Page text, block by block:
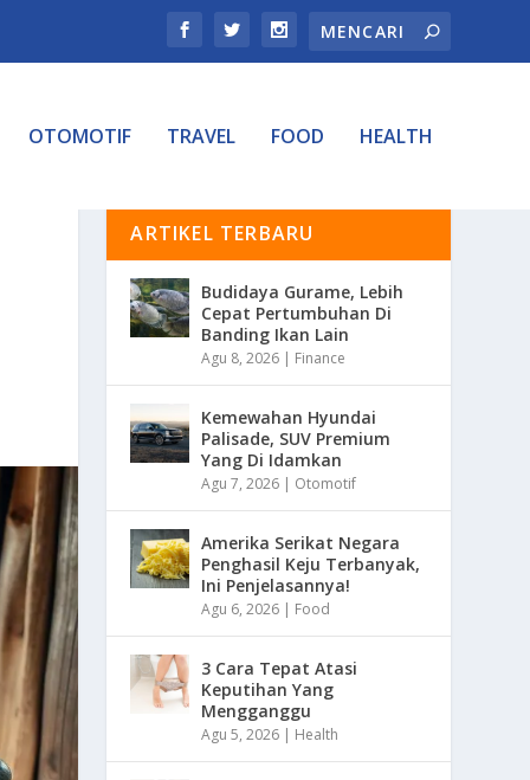
OTOMOTIF TRAVEL FOOD HEALTH
ARTIKEL TERBARU
Budidaya Gurame, Lebih
Cepat Pertumbuhan Di
Banding Ikan Lain
Agu 8, 2026 | Finance
Kemewahan Hyundai
Palisade, SUV Premium
Yang Di Idamkan
Agu 7, 2026 | Otomotif
Amerika Serikat Negara
Penghasil Keju Terbanyak,
Ini Penjelasannya!
Agu 6, 2026 | Food
3 Cara Tepat Atasi
Keputihan Yang
Mengganggu
Agu 5, 2026 | Health